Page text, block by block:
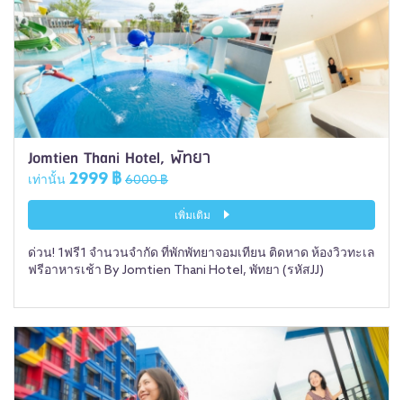
Jomtien Thani Hotel, พัทยา
เท่านั้น 2999 ฿ 6000 ฿
เพิ่มเติม
ด่วน! 1ฟรี1 จำนวนจำกัด ที่พักพัทยาจอมเทียน ติดหาด ห้องวิวทะเล
ฟรีอาหารเช้า By Jomtien Thani Hotel, พัทยา (รหัสJJ)